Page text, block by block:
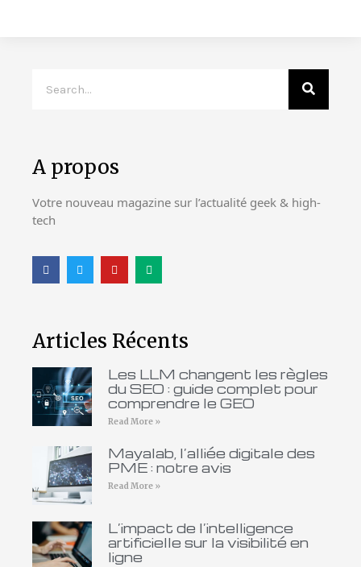
A propos
Votre nouveau magazine sur l’actualité geek & high-
tech
Articles Récents
Les LLM changent les règles
du SEO : guide complet pour
comprendre le GEO
Read More »
Mayalab, l’alliée digitale des
PME : notre avis
Read More »
L’impact de l’intelligence
artificielle sur la visibilité en
ligne